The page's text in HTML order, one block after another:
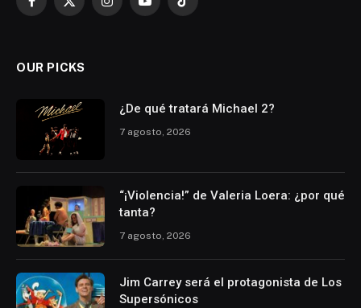
Facebook
X
InstagramYouTubeTikTok
OUR PICKS
¿De qué tratará Michael 2?
7 agosto, 2026
“¡Violencia!” de Valeria Loera: ¿por qué
tanta?
7 agosto, 2026
Jim Carrey será el protagonista de Los
Supersónicos